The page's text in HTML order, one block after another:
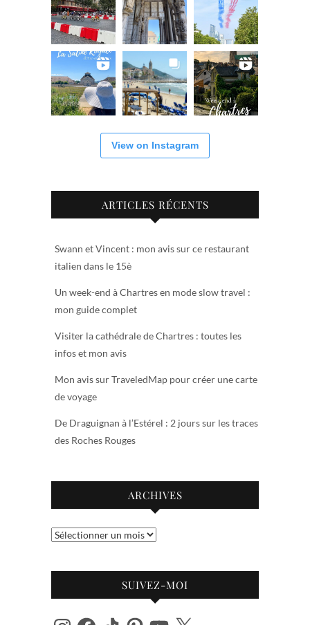
View on Instagram
ARTICLES RÉCENTS
Swann et Vincent : mon avis sur ce restaurant
italien dans le 15è
Un week-end à Chartres en mode slow travel :
mon guide complet
Visiter la cathédrale de Chartres : toutes les
infos et mon avis
Mon avis sur TraveledMap pour créer une carte
de voyage
De Draguignan à l’Estérel : 2 jours sur les traces
des Roches Rouges
ARCHIVES
Archives
SUIVEZ-MOI
InstagramFacebook
TikTok PinterestYouTube
X